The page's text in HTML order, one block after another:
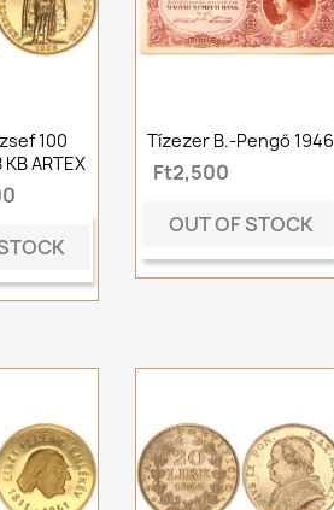
100
ARTEX
Tízezer B.-Pengő 1946
Ft2,500
OUT OF STOCK